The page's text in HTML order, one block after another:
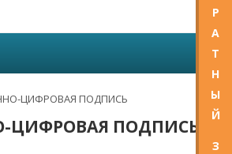
ЦИФРОВАЯ ПОДПИСЬ
ЦИФРОВАЯ ПОДПИСЬ
Р
А
Т
Н
Ы
Й
З